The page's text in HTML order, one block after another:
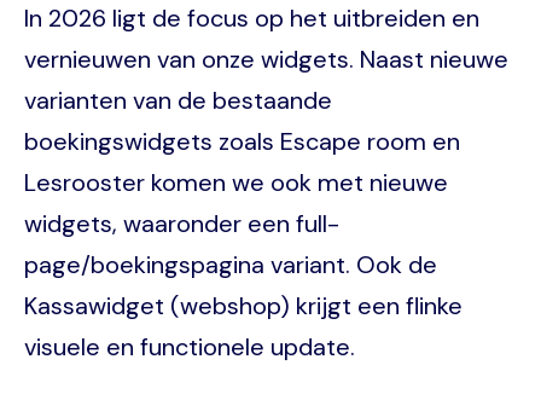
In 2026 ligt de focus op het uitbreiden en
vernieuwen van onze widgets. Naast nieuwe
varianten van de bestaande
boekingswidgets zoals Escape room en
Lesrooster komen we ook met nieuwe
widgets, waaronder een full-
page/boekingspagina variant. Ook de
Kassawidget (webshop) krijgt een flinke
visuele en functionele update.